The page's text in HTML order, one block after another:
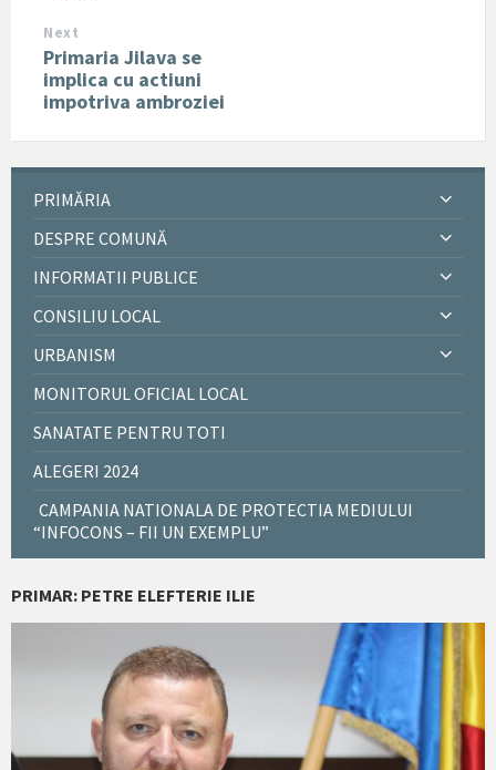
Next
Primaria Jilava se
implica cu actiuni
impotriva ambroziei
PRIMĂRIA
DESPRE COMUNĂ
INFORMATII PUBLICE
CONSILIU LOCAL
URBANISM
MONITORUL OFICIAL LOCAL
SANATATE PENTRU TOTI
ALEGERI 2024
CAMPANIA NATIONALA DE PROTECTIA MEDIULUI
“INFOCONS – FII UN EXEMPLU”
PRIMAR: PETRE ELEFTERIE ILIE